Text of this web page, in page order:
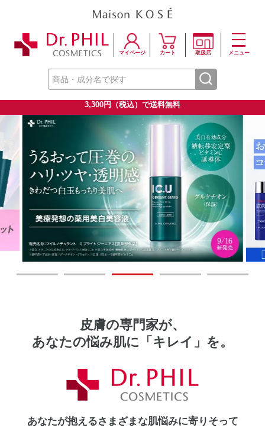
マイページ カート 取扱店 メニュー
3,300円（税込）で送料無料
皮膚の専門家が、
あなたの悩み肌に「キレイ」を。
あなたが抱えるさまざまな肌悩みに寄りそって